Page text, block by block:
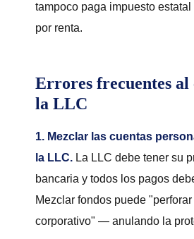
tampoco paga impuesto
por renta.
Errores frecuentes
la LLC
1. Mezclar las cuentas
la LLC. La LLC debe tener su
bancaria y todos los pagos
Mezclar fondos puede
corporativo" — anulando la